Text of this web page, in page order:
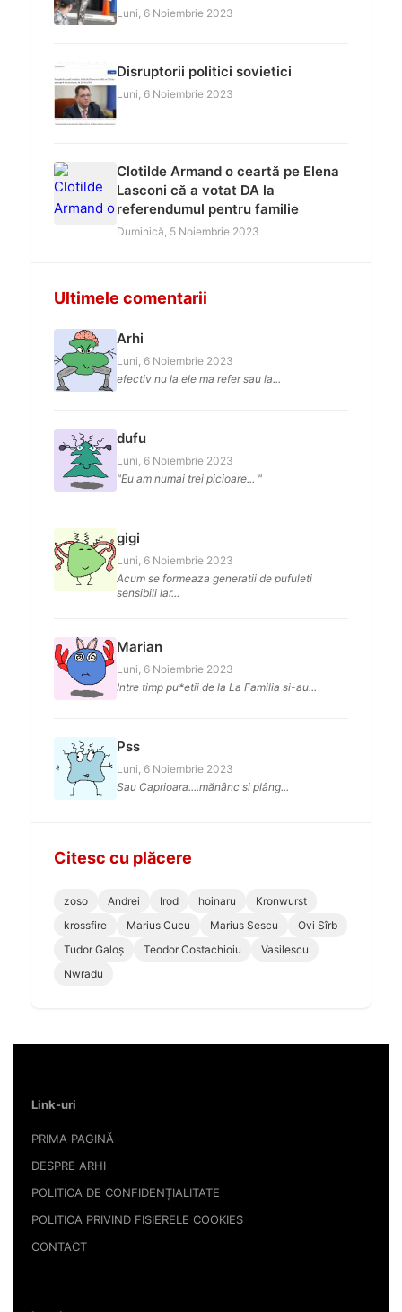
Luni, 6 Noiembrie 2023
Disruptorii politici sovietici
Luni, 6 Noiembrie 2023
Clotilde Armand o ceartă pe Elena
Lasconi că a votat DA la
referendumul pentru familie
Duminică, 5 Noiembrie 2023
Ultimele comentarii
Arhi
Luni, 6 Noiembrie 2023
efectiv nu la ele ma refer sau la...
dufu
Luni, 6 Noiembrie 2023
"Eu am numai trei picioare... "
gigi
Luni, 6 Noiembrie 2023
Acum se formeaza generatii de pufuleti
sensibili iar...
Marian
Luni, 6 Noiembrie 2023
Intre timp pu*etii de la La Familia si-au...
Pss
Luni, 6 Noiembrie 2023
Sau Caprioara....mănânc si plâng...
Citesc cu plăcere
zoso Andrei Irod hoinaru
Kronwurst
krossfire
Marius Cucu Marius Sescu
Ovi Sîrb
Tudor Galoș
Teodor Costachioiu
Vasilescu
Nwradu
Link-uri
PRIMA PAGINĂ
DESPRE ARHI
POLITICA DE CONFIDENȚIALITATE
POLITICA PRIVIND FISIERELE COOKIES
CONTACT